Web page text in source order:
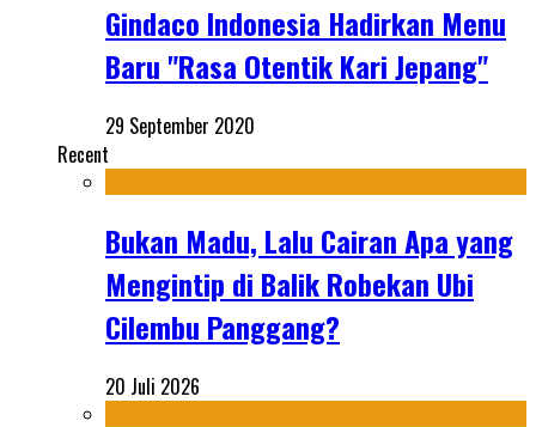
Gindaco Indonesia Hadirkan Menu
Baru "Rasa Otentik Kari Jepang"
29 September 2020
Recent
Bukan Madu, Lalu Cairan Apa yang
Mengintip di Balik Robekan Ubi
Cilembu Panggang?
20 Juli 2026